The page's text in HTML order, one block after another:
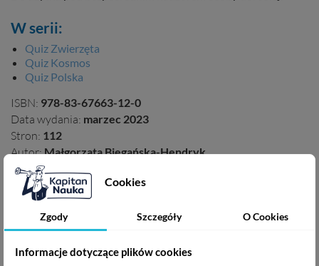
W serii:
Quiz Zwierzęta
Quiz Kosmos
Quiz Polska
ISBN: 978-83-67663-12-0
Data wydania: marzec 2023
Stron: 112
Autor:Małgorzata Biegańska-Hendryk
Producent:
11/6, 02-511 Warszawa. Tel. +48 22 853-11-38, e-mail:
sklep@edgard.com.pl
Podziel się ze znajomymi
Cookies
Zgody Szczegóły O Cookies
Informacje dotyczące plików cookies